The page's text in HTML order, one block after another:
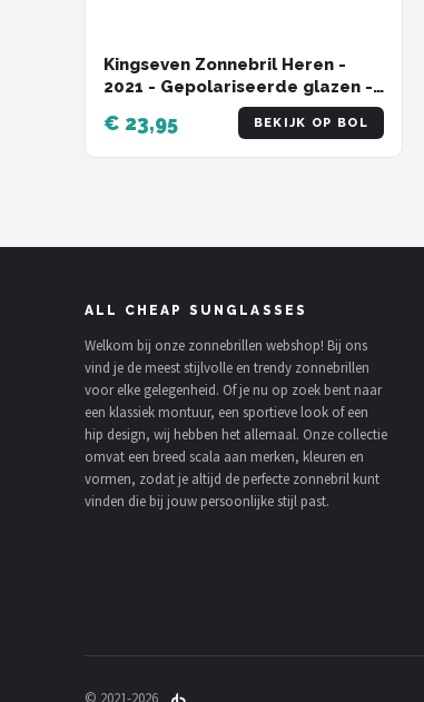
Kingseven Zonnebril Heren -
2021 - Gepolariseerde glazen -
Zwart - Grijs - Sunglasses
€ 23,95 BEKIJK OP BOL
ALL CHEAP SUNGLASSES
Welkom bij onze zonnebrillen webshop! Bij ons
vind je de meest stijlvolle en trendy zonnebrillen
voor elke gelegenheid. Of je nu op zoek bent naar
een klassiek montuur, een sportieve look of een
hip design, wij hebben het allemaal. Onze collectie
omvat een breed scala aan merken, kleuren en
vormen, zodat je altijd de perfecte zonnebril kunt
vinden die bij jouw persoonlijke stijl past.
© 2021-2026